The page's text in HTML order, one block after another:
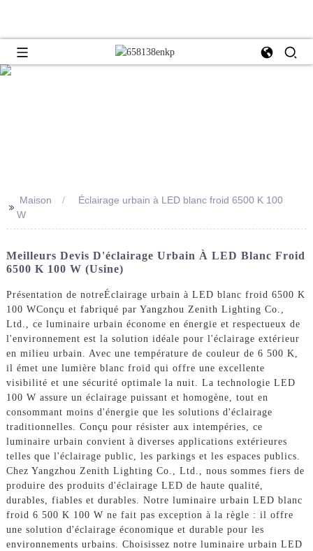
>> Maison
Éclairage urbain à LED blanc froid 6500 K 100
W
Meilleurs Devis D'éclairage Urbain À LED Blanc Froid
6500 K 100 W (usine)
Présentation de notreÉclairage urbain à LED blanc froid 6500 K
100 WConçu et fabriqué par Yangzhou Zenith Lighting Co.,
Ltd., ce luminaire urbain économe en énergie et respectueux de
l'environnement est la solution idéale pour l'éclairage extérieur
en milieu urbain. Avec une température de couleur de 6 500 K,
il émet une lumière blanc froid qui offre une excellente
visibilité et une sécurité optimale la nuit. La technologie LED
100 W assure un éclairage puissant et homogène, tout en
consommant moins d'énergie que les solutions d'éclairage
traditionnelles. Conçu pour résister aux intempéries, ce
luminaire urbain convient à diverses applications extérieures
telles que l'éclairage public, les parkings et les espaces publics.
Chez Yangzhou Zenith Lighting Co., Ltd., nous sommes fiers de
produire des produits d'éclairage LED de haute qualité,
durables, fiables et durables. Notre luminaire urbain LED blanc
froid 6 500 K 100 W ne fait pas exception à la règle : il offre
une solution d'éclairage économique et durable pour les
environnements urbains. Choisissez notre luminaire urbain LED